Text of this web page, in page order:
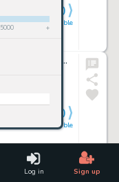
Log in Sign up
5000 +
available
2,300
Planche originale n°47 - Cauchon... Ou l'homme qui tua Jeanne d'Arc
available
2,300